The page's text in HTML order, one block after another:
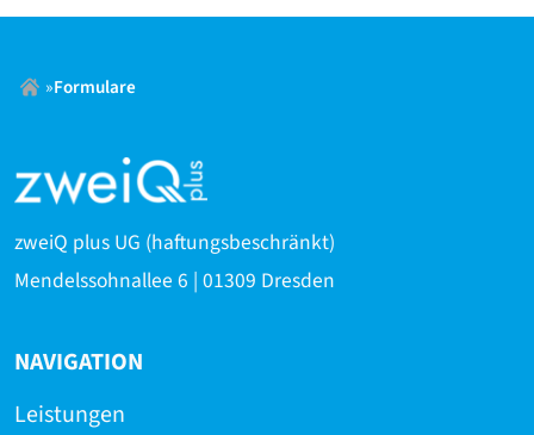
»Formulare
zweiQ plus UG (haftungsbeschränkt)
Mendelssohnallee 6 | 01309 Dresden
NAVIGATION
Leistungen